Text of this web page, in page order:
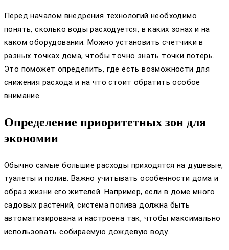
Перед началом внедрения технологий необходимо
понять, сколько воды расходуется, в каких зонах и на
каком оборудовании. Можно установить счетчики в
разных точках дома, чтобы точно знать точки потерь.
Это поможет определить, где есть возможности для
снижения расхода и на что стоит обратить особое
внимание.
Определение приоритетных зон для
экономии
Обычно самые большие расходы приходятся на душевые,
туалеты и полив. Важно учитывать особенности дома и
образ жизни его жителей. Например, если в доме много
садовых растений, система полива должна быть
автоматизирована и настроена так, чтобы максимально
использовать собираемую дождевую воду.